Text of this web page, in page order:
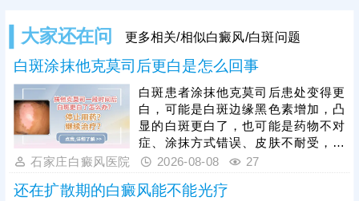
大家还在问 更多相关/相似白癜风/白斑问题
白斑涂抹他克莫司后更白是怎么回事
白斑患者涂抹他克莫司后患处变得更
白，可能是白斑边缘黑色素增加，凸
显的白斑更白了，也可能是药物不对
症、涂抹方式错误、皮肤不耐受，刺
激局部皮肤，导致黑色素细胞受损加
白。他克莫司属于处方药，患者不可
石家庄白癜风医院 2026-08-08 27
还在扩散期的白癜风能不能光疗